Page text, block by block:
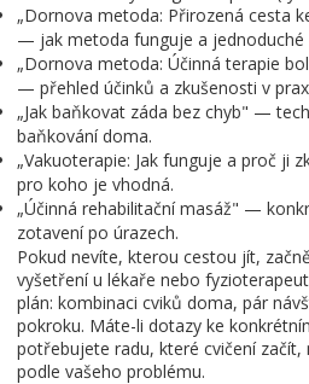
„Dornova metoda: Přirozená cesta
— jak metoda funguje a jednoduché
„Dornova metoda: Účinná terapie
— přehled účinků a zkušenosti v
„Jak baňkovat záda bez chyb" —
baňkování doma.
„Vakuoterapie: Jak funguje a proč ji
pro koho je vhodná.
„Účinná rehabilitační masáž" —
zotavení po úrazech.
Pokud nevíte, kterou cestou jít,
vyšetření u lékaře nebo
plán: kombinaci cviků doma, pár
pokroku. Máte-li dotazy ke
potřebujete radu, které cvičení
podle vašeho problému.